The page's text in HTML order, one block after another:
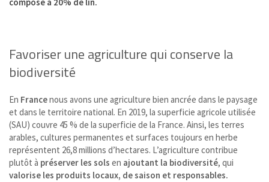
Favoriser une agriculture qui conserve la
biodiversité
En Francenous avons une agriculture bien ancrée dans le paysage
et dans le territoire national. En 2019, la superficie agricole utilisée
(SAU) couvre 45 % de la superficie de la France. Ainsi, les terres
arables, cultures permanentes et surfaces toujours en herbe
représentent 26,8 millions d’hectares. L’agriculture contribue
plutôt à préserver les sols en ajoutant la biodiversité, qui
valorise les produits locaux, de saison et responsables.